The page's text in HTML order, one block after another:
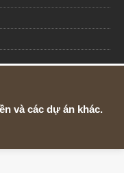
và các dự án khác.